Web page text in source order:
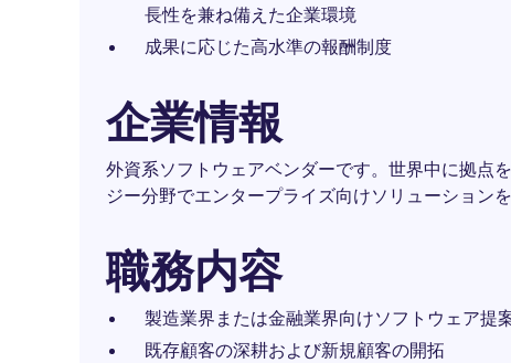
長性を兼ね備えた企業環境
成果に応じた高水準の報酬制度
企業情報
外資系ソフトウェアベンダーです。世界中に拠点
ジー分野でエンタープライズ向けソリューション
職務内容
製造業界または金融業界向けソフトウェア提
既存顧客の深耕および新規顧客の開拓